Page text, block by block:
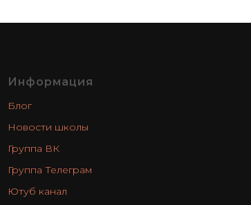
Информация
Блог
Новости школы
Группа ВК
Группа Телеграм
Ютуб канал